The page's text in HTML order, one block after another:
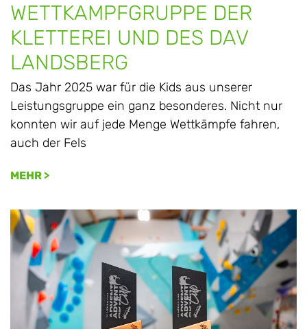
WETTKAMPF­GRUPPE DER
KLETTEREI UND DES DAV
LANDSBERG
Das Jahr 2025 war für die Kids aus unserer
Leistungsgruppe ein ganz besonderes. Nicht nur
konnten wir auf jede Menge Wettkämpfe fahren,
auch der Fels
MEHR >